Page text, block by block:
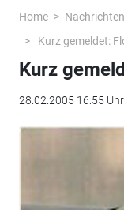
Home Nachrichten
Kurz gemeldet:
Kurz
28.02.2005 16:55 Uhr